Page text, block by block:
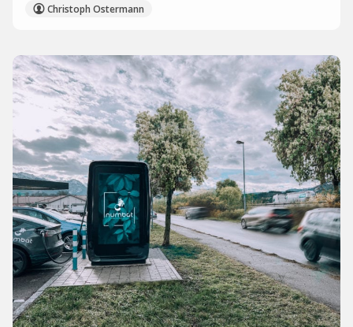
Christoph Ostermann